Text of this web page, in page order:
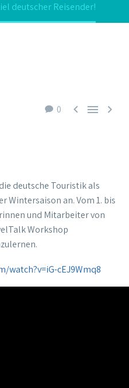
deutscher Reisender!
0   
deutsche Touristik als
Wintersaison an. Vom 1. bis
und Mitarbeiter von
Workshop
watch?v=iG-cEJ9Wmq8